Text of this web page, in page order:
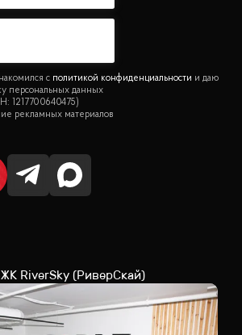
политикой конфиденциальности
ЖК RiverSky (РиверСкай)